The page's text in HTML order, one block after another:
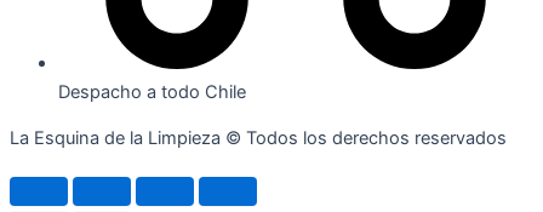
Despacho a todo Chile
La Esquina de la Limpieza © Todos los derechos reservados